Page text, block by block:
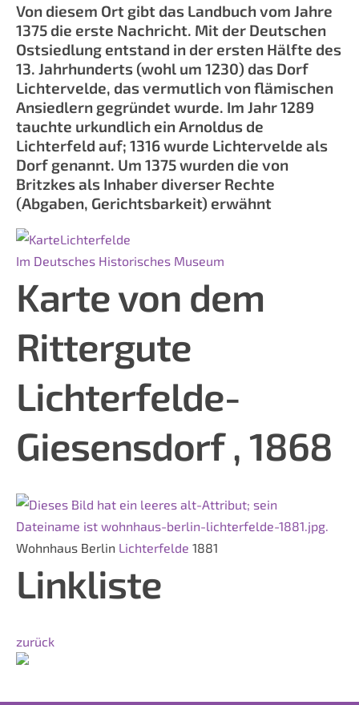
Von diesem Ort gibt das Landbuch vom Jahre
1375 die erste Nachricht. Mit der Deutschen
Ostsiedlung entstand in der ersten Hälfte des
13. Jahrhunderts (wohl um 1230) das Dorf
Lichtervelde, das vermutlich von flämischen
Ansiedlern gegründet wurde. Im Jahr 1289
tauchte urkundlich ein Arnoldus de
Lichterfeld auf; 1316 wurde Lichtervelde als
Dorf genannt. Um 1375 wurden die von
Britzkes als Inhaber diverser Rechte
(Abgaben, Gerichtsbarkeit) erwähnt
Im Deutsches Historisches Museum
Kartevon dem
Rittergute
Lichterfelde-
Giesensdorf , 1868
Wohnhaus Berlin Lichterfelde 1881
Linkliste
zurück